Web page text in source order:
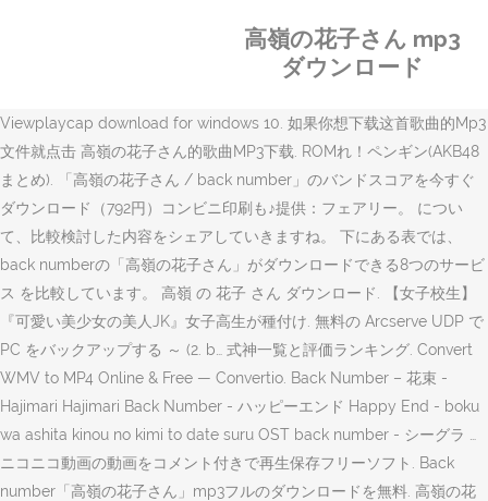
高嶺の花子さん mp3
ダウンロード
Viewplaycap download for windows 10. 如果你想下载这首歌曲的Mp3
文件就点击 高嶺の花子さん的歌曲MP3下载. ROMれ！ペンギン(AKB48
まとめ). 「高嶺の花子さん / back number」のバンドスコアを今すぐ
ダウンロード（792円）コンビニ印刷も♪提供：フェアリー。 につい
て、比較検討した内容をシェアしていきますね。 下にある表では、
back numberの「高嶺の花子さん」がダウンロードできる8つのサービ
ス を比較しています。 高嶺 の 花子 さん ダウンロード. 【女子校生】
『可愛い美少女の美人JK』女子高生が種付け. 無料の Arcserve UDP で
PC をバックアップする ～ (2. b… 式神一覧と評価ランキング. Convert
WMV to MP4 Online & Free — Convertio. Back Number – 花束 -
Hajimari Hajimari Back Number - ハッピーエンド Happy End - boku
wa ashita kinou no kimi to date suru OST back number - シーグラ …
ニコニコ動画の動画をコメント付きで再生保存フリーソフト. Back
number「高嶺の花子さん」mp3フルのダウンロードを無料. 高嶺の花